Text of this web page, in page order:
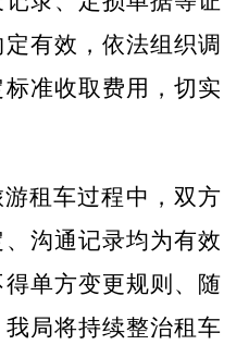
有效，依法组织调
准收取费用，切实
游租车过程中，双方
沟通记录均为有效
单方变更规则、随
局将持续整治租车